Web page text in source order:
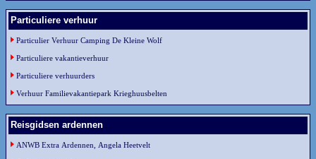
Particuliere verhuur
Particulier Verhuur Camping De Kleine Wolf
Particuliere vakantieverhuur
Particuliere verhuurders
Verhuur Familievakantiepark Krieghuusbelten
Reisgidsen ardennen
ANWB Extra Ardennen, Angela Heetvelt